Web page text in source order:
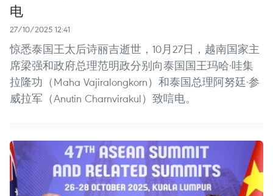
电
27/10/2025 12:41
惊悉泰国王太后诗丽吉逝世，10月27日，越南国家主
席梁强和政府总理范明政分别向泰国国王玛哈·哇集
拉隆功（Maha Vajiralongkorn）和泰国总理阿努廷·参
威拉军（Anutin Charnvirakul）致唁电。